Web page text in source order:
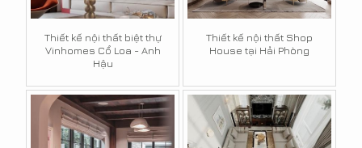
Thiết kế nội thất biệt thự
Vinhomes Cổ Loa - Anh
Hậu
Thiết kế nội thất Shop
House tại Hải Phòng